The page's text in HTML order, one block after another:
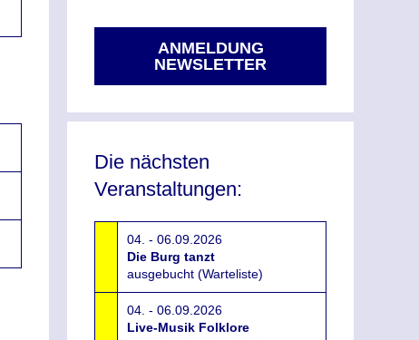
ANMELDUNG
NEWSLETTER
Die nächsten
Veranstaltungen:
04. - 06.09.2026
Die Burg tanzt
ausgebucht (Warteliste)
04. - 06.09.2026
Live-Musik Folklore